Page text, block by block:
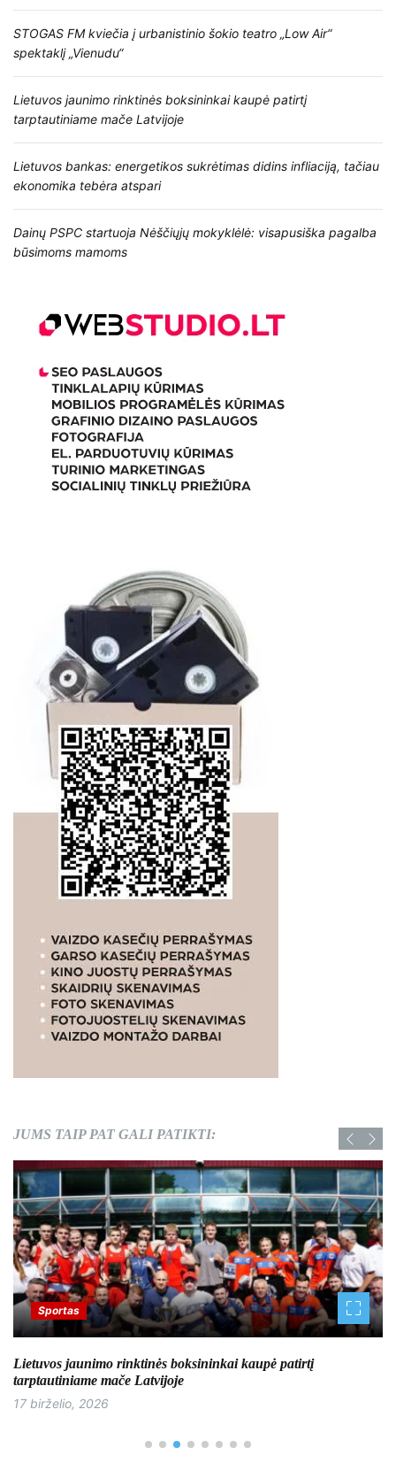
STOGAS FM kviečia į urbanistinio šokio teatro „Low Air“
spektaklį „Vienudu“
Lietuvos jaunimo rinktinės boksininkai kaupė patirtį
tarptautiniame mače Latvijoje
Lietuvos bankas: energetikos sukrėtimas didins infliaciją, tačiau
ekonomika tebėra atspari
Dainų PSPC startuoja Nėščiųjų mokyklėlė: visapusiška pagalba
būsimoms mamoms
JUMS TAIP PAT GALI PATIKTI:
Sportas
Lietuvos jaunimo rinktinės boksininkai kaupė patirtį
tarptautiniame mače Latvijoje
17 birželio, 2026